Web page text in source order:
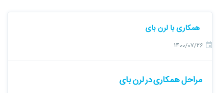
همکاری با لرن بای
1400/07/26
مراحل همکاری در لرن بای